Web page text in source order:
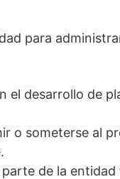
para
desarrollo de
o someterse al
de la